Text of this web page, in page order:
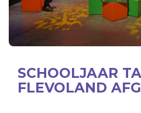
SCHOOLJAAR
FLEVOLAND